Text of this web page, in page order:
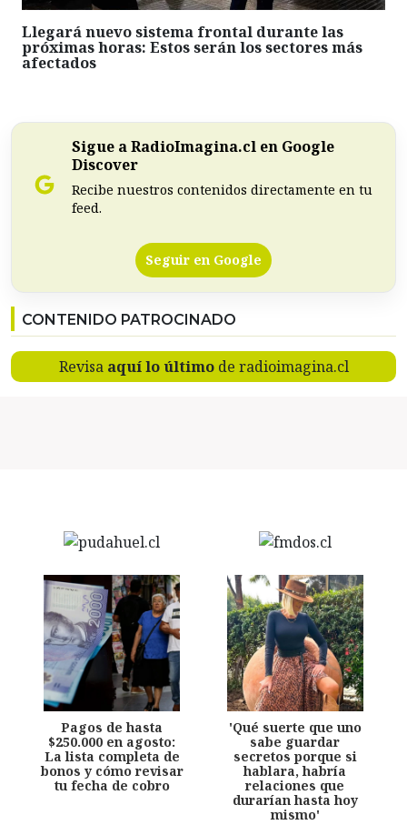
Llegará nuevo sistema frontal durante las
próximas horas: Estos serán los sectores más
afectados
Sigue a RadioImagina.cl en Google
Discover
Recibe nuestros contenidos directamente en tu
feed.
Seguir en Google
CONTENIDO PATROCINADO
Revisa aquí lo últimode radioimagina.cl
Pagos de hasta
$250.000 en agosto:
La lista completa de
bonos y cómo revisar
tu fecha de cobro
'Qué suerte que uno
sabe guardar
secretos porque si
hablara, habría
relaciones que
durarían hasta hoy
mismo'